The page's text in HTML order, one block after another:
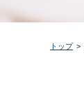
トップ >